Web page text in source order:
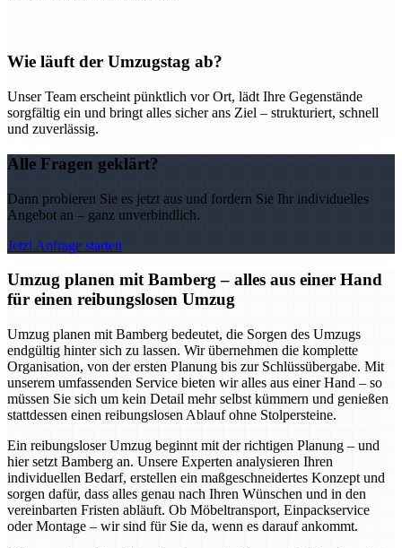
Wie läuft der Umzugstag ab?
Unser Team erscheint pünktlich vor Ort, lädt Ihre Gegenstände
sorgfältig ein und bringt alles sicher ans Ziel – strukturiert, schnell
und zuverlässig.
Alle Fragen geklärt?
Dann probieren Sie es jetzt aus und fordern Sie Ihr individuelles
Angebot an – ganz unverbindlich.
Jetzt Anfrage starten
Umzug planen mit Bamberg – alles aus einer Hand
für einen reibungslosen Umzug
Umzug planen mit Bamberg bedeutet, die Sorgen des Umzugs
endgültig hinter sich zu lassen. Wir übernehmen die komplette
Organisation, von der ersten Planung bis zur Schlüssübergabe. Mit
unserem umfassenden Service bieten wir alles aus einer Hand – so
müssen Sie sich um kein Detail mehr selbst kümmern und genießen
stattdessen einen reibungslosen Ablauf ohne Stolpersteine.
Ein reibungsloser Umzug beginnt mit der richtigen Planung – und
hier setzt Bamberg an. Unsere Experten analysieren Ihren
individuellen Bedarf, erstellen ein maßgeschneidertes Konzept und
sorgen dafür, dass alles genau nach Ihren Wünschen und in den
vereinbarten Fristen abläuft. Ob Möbeltransport, Einpackservice
oder Montage – wir sind für Sie da, wenn es darauf ankommt.